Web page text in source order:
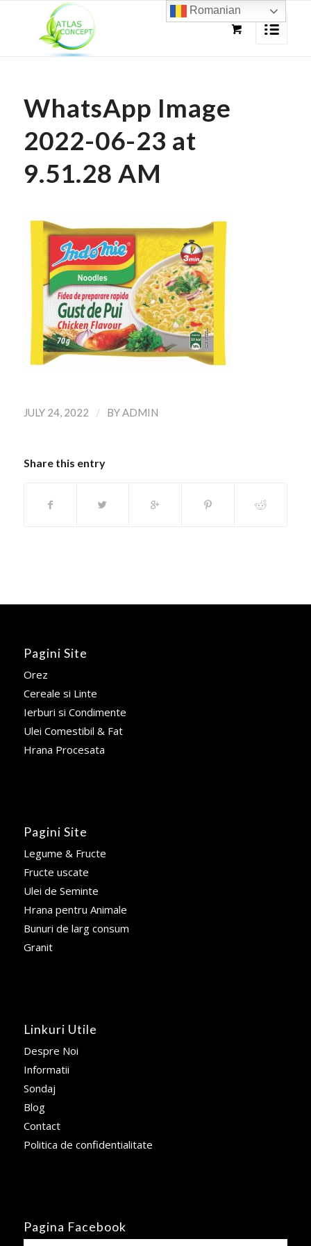
WhatsApp Image
2022-06-23 at
9.51.28 AM
JULY 24, 2022 / BYADMIN
Share this entry
Pagini Site
Orez
Cereale si Linte
Ierburi si Condimente
Ulei Comestibil & Fat
Hrana Procesata
Pagini Site
Legume & Fructe
Fructe uscate
Ulei de Seminte
Hrana pentru Animale
Bunuri de larg consum
Granit
Linkuri Utile
Despre Noi
Informatii
Sondaj
Blog
Contact
Politica de confidentialitate
Pagina Facebook
Romanian